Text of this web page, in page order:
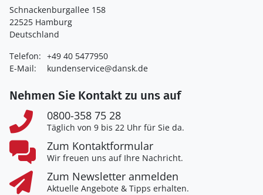
Schnackenburgallee 158
22525 Hamburg
Deutschland
Telefon: +49 40 5477950
E-Mail:
kundenservice@dansk.de
Nehmen Sie Kontakt zu uns auf
0800-358 75 28
Täglich von 9 bis 22 Uhr für Sie da.
Zum Kontaktformular
Wir freuen uns auf Ihre Nachricht.
Zum Newsletter anmelden
Aktuelle Angebote & Tipps erhalten.